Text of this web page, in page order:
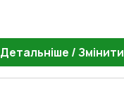
Детальніше / Змінити